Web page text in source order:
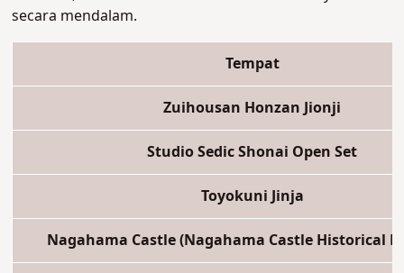
secara mendalam.
Tempat
Zuihousan Honzan Jionji
Studio Sedic Shonai Open Set
Toyokuni Jinja
Nagahama Castle (Nagahama Castle Historical